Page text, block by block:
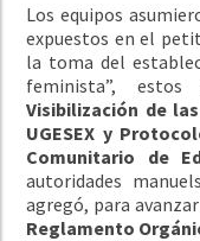
Los equipos
expuestos en el
la toma del
feminista”,
Visibilización de
UGESEX y
Comunitario de
autoridades
agregó, para
Reglamento